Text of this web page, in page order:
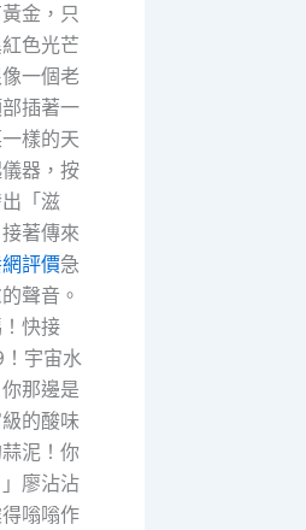
金，只
色光芒
一個老
插著一
樣的天
器，按
「滋
著傳來
評價急
聲音。
！快接
宇宙水
那邊是
的酸味
泥！你
廖沾沾
嗡嗡作